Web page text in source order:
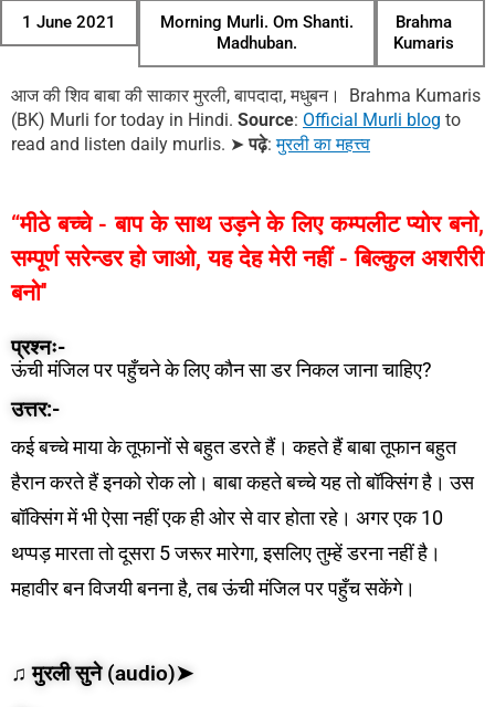
1 June 2021
Morning Murli. Om Shanti.
Madhuban.
Brahma
Kumaris
आज की शिव बाबा की साकार मुरली, बापदादा, मधुबन। Brahma Kumaris
(BK) Murli for today in Hindi. Source: Official Murli blog to
read and listen daily murlis. ➤पढ़े:मुरली का महत्त्व
“मीठे बच्चे - बाप के साथ उड़ने के लिए कम्पलीट प्योर बनो,
सम्पूर्ण सरेन्डर हो जाओ, यह देह मेरी नहीं - बिल्कुल अशरीरी
बनो''
प्रश्नः-
ऊंची मंजिल पर पहुँचने के लिए कौन सा डर निकल जाना चाहिए?
उत्तर:-
कई बच्चे माया के तूफानों से बहुत डरते हैं। कहते हैं बाबा तूफान बहुत
हैरान करते हैं इनको रोक लो। बाबा कहते बच्चे यह तो बॉक्सिंग है। उस
बॉक्सिंग में भी ऐसा नहीं एक ही ओर से वार होता रहे। अगर एक 10
थप्पड़ मारता तो दूसरा 5 जरूर मारेगा, इसलिए तुम्हें डरना नहीं है।
महावीर बन विजयी बनना है, तब ऊंची मंजिल पर पहुँच सकेंगे।
♫ मुरली सुने (audio)➤